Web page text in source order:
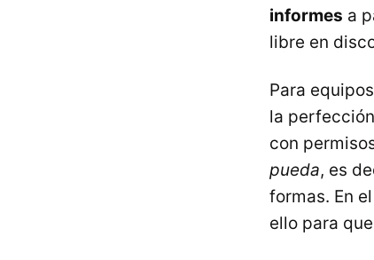
informes a
libre en
Para
la
con
pueda, es
formas. En
ello para